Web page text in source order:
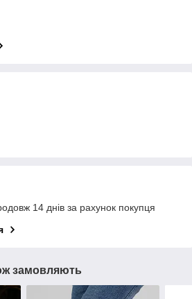
14 днів за рахунок покупця
замовляють